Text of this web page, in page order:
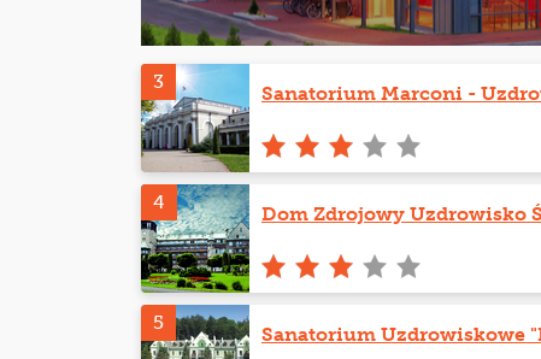
3
Sanatorium Marconi -
4
Dom Zdrojowy Uzdrowisko
5
Sanatorium Uzdrowiskowe